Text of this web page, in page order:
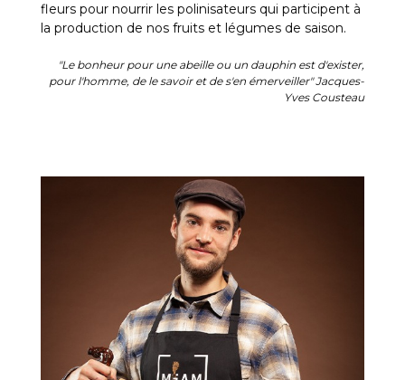
fleurs pour nourrir les polinisateurs qui participent à
la production de nos fruits et légumes de saison.
"Le bonheur pour une abeille ou un dauphin est d'exister,
pour l'homme, de le savoir et de s'en émerveiller" Jacques-
Yves Cousteau